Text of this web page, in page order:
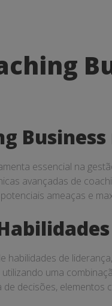
essencial na
avançadas de
ameaças e
habilidades de
uma
decisões, elementos